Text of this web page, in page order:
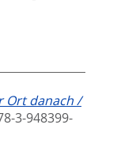
Ort danach /
3-948399-